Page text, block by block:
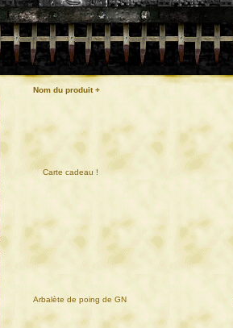
Nom du produit +
01 Carte cadeau !
Arbalète de poing de GN